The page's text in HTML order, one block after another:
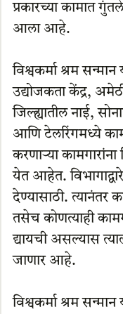
प्रकारच्या कामात
आला आहे.
विश्वकर्मा श्रम
उद्योजकता केंद्र,
जिल्ह्यातील नाई,
आणि टेलरिंगमध्ये
करणाऱ्या
येत आहेत. विभागाद्वारे
देण्यासाठी. त्यानंतर
तसेच कोणत्याही
द्यायची असल्यास
जाणार आहे.
विश्वकर्मा श्रम